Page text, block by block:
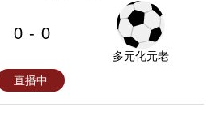
0 - 0
多元化元老
直播中